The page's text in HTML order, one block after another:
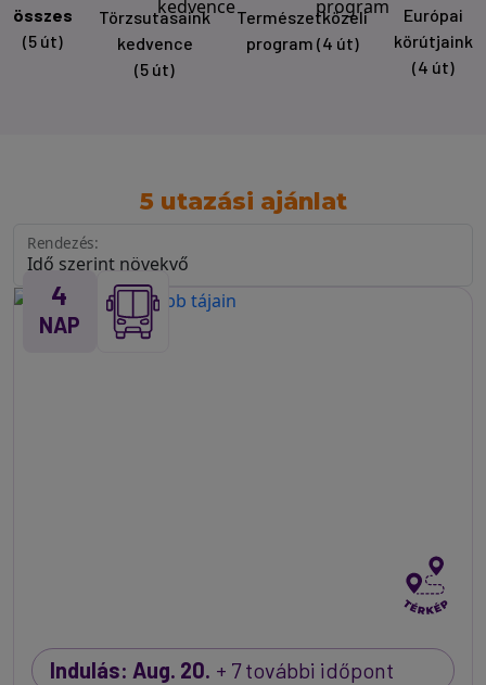
összes
(5 út)
Törzsutasaink
kedvence
(5 út)
Természetközeli
program (4 út)
Európai
körútjaink
(4 út)
5 utazási ajánlat
Rendezés:
4
NAP
Indulás: Aug. 20. + 7 további időpont